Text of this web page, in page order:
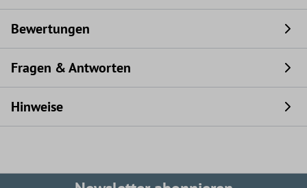
Bewertungen
Fragen & Antworten
Hinweise